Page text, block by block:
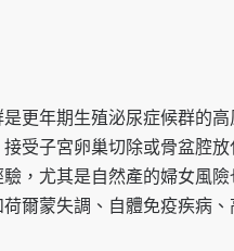
更年期生殖泌尿症候群的
受子宮卵巢切除或骨盆腔
，尤其是自然產的婦女風
爾蒙失調、自體免疫疾病